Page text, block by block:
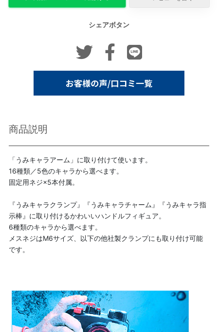
シェアボタン
商品説明
「うみキャラアーム」に取り付けて使います。
16種類／5色のキャラから選べます。
固定用ネジ×5本付属。
『うみキャラクランプ』『うみキャラチャーム』『うみキャラ指
示棒』に取り付けるかわいいハンドルフィギュア。
6種類のキャラから選べます。
メスネジはM6サイズ、以下の他社製クランプにも取り付け可能
です。